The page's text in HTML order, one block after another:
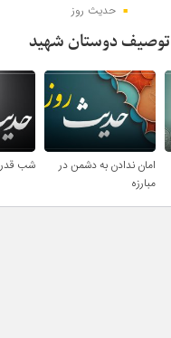
حدیث روز
توصیف دوستان شهید
امان ندادن به دشمن در
مبارزه
شب قدر